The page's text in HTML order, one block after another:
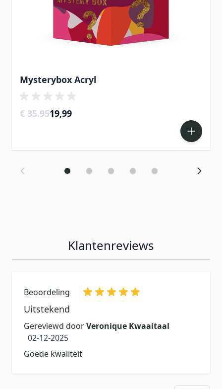
Mysterybox Acryl
€ 35.95Special Price
19,99
Klantenreviews
Beoordeling
Uitstekend
Gereviewd doorVeronique Kwaaitaal
2 december 2025
02-12-2025
Goede kwaliteit